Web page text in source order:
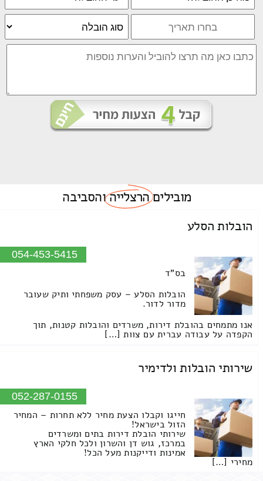
מוביליםהרצלייהוהסביבה
הובלות הסלע
054-453-5415
בס"ד
הובלות הסלע – עסק משפחתי ותיק שעובר
מדור לדור.
אנו מתמחים בהובלת דירות, משרדים והובלות קטנות, תוך
הקפדה על עבודה עברית עם צוות […]
שירותי הובלות ולדימיר
052-287-0155
חייגו וקבלו הצעת מחיר ללא תחרות – המחיר
הזול בישראל!
שירותי הובלת דירות בתים ומשרדים
במרכז, גוש דן והשרון ולכל חלקי הארץ
אמינות ודייקנות מעל הכל!
מחירי […]